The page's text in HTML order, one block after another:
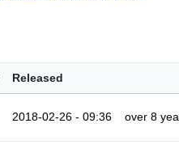
Released
2018-02-26 - 09:36 over 8